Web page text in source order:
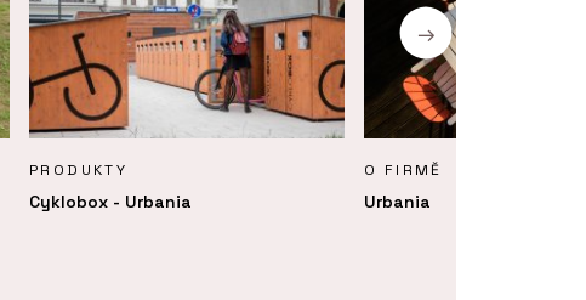
PRODUKTY
Cyklobox - Urbania
O FIRMĚ
Urbania